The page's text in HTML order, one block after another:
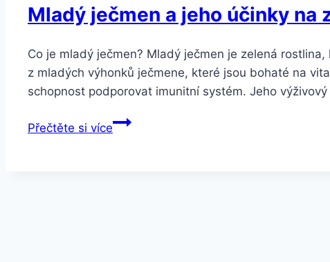
Mladý ječmen a jeho účinky na
Co je mladý ječmen? Mladý ječmen je zelená
z mladých výhonků ječmene, které jsou bohaté na
schopnost podporovat imunitní systém. Jeho
Přečtěte si víceMladý